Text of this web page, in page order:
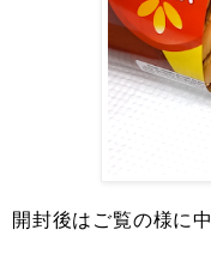
開封後はご覧の様に